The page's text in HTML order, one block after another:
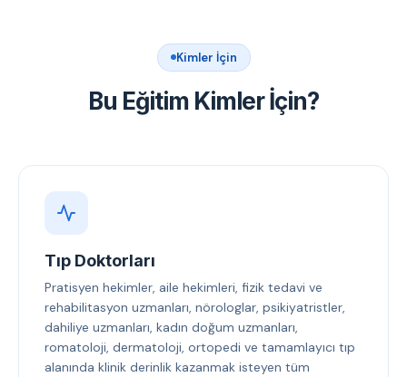
Kimler İçin
Bu Eğitim Kimler İçin?
Tıp Doktorları
Pratisyen hekimler, aile hekimleri, fizik tedavi ve
rehabilitasyon uzmanları, nörologlar, psikiyatristler,
dahiliye uzmanları, kadın doğum uzmanları,
romatoloji, dermatoloji, ortopedi ve tamamlayıcı tıp
alanında klinik derinlik kazanmak isteyen tüm